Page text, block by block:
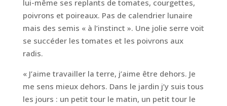
lui-même ses replants de tomates, courgettes,
poivrons et poireaux. Pas de calendrier lunaire
mais des semis « à l’instinct ». Une jolie serre voit
se succéder les tomates et les poivrons aux
radis.
« J’aime travailler la terre, j’aime être dehors. Je
me sens mieux dehors. Dans le jardin j’y suis tous
les jours : un petit tour le matin, un petit tour le